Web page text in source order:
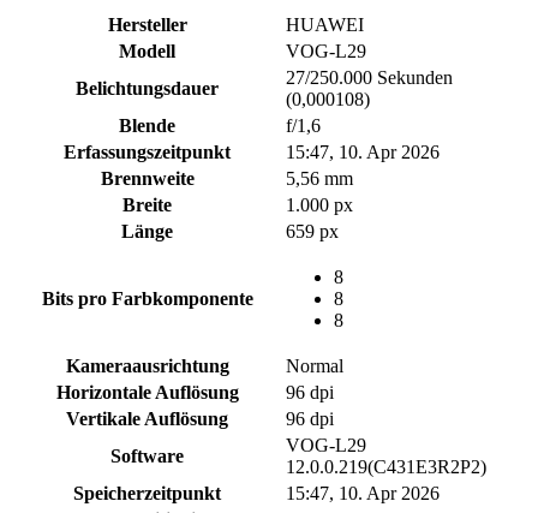
Hersteller
HUAWEI
Modell
VOG-L29
Belichtungsdauer
27/250.000 Sekunden
(0,000108)
Blende
f/1,6
Erfassungszeitpunkt
15:47, 10. Apr 2026
Brennweite
5,56 mm
Breite
1.000 px
Länge
659 px
Bits pro Farbkomponente
8
8
8
Kameraausrichtung
Normal
Horizontale Auflösung
96 dpi
Vertikale Auflösung
96 dpi
Software
VOG-L29
12.0.0.219(C431E3R2P2)
Speicherzeitpunkt
15:47, 10. Apr 2026